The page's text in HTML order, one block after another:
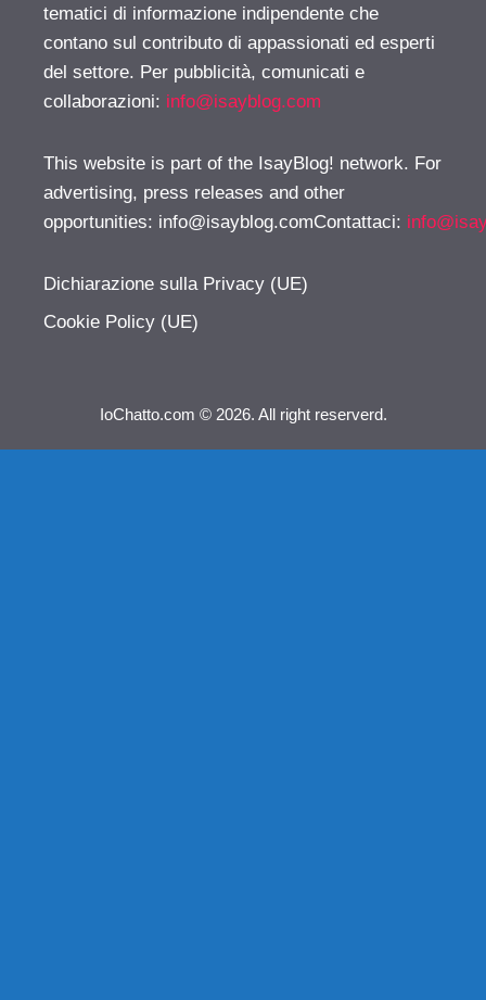
tematici di informazione indipendente che
contano sul contributo di appassionati ed esperti
del settore. Per pubblicità, comunicati e
collaborazioni: info@isayblog.com
This website is part of the IsayBlog! network. For
advertising, press releases and other
opportunities: info@isayblog.comContattaci:
Dichiarazione sulla Privacy (UE)
Cookie Policy (UE)
IoChatto.com © 2026. All right reserverd.